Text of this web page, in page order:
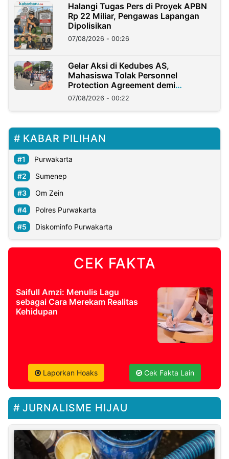
Halangi Tugas Pers di Proyek APBN
Rp 22 Miliar, Pengawas Lapangan
Dipolisikan
07/08/2026 - 00:26
Gelar Aksi di Kedubes AS,
Mahasiswa Tolak Personnel
Protection Agreement demi
Kedaulatan Negara
07/08/2026 - 00:22
KABAR PILIHAN
Purwakarta
Sumenep
Om Zein
Polres Purwakarta
Diskominfo Purwakarta
CEK FAKTA
Saifull Amzi: Menulis Lagu
sebagai Cara Merekam Realitas
Kehidupan
Laporkan Hoaks Cek Fakta Lain
JURNALISME HIJAU